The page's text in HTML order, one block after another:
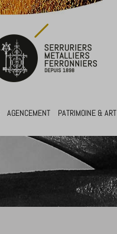
AGENCEMENT PATRIMOINE & ART